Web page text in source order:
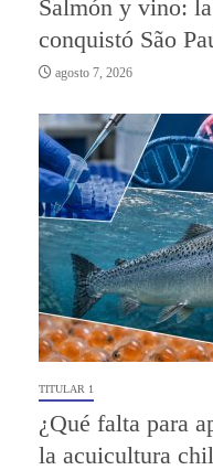
Salmón y vino:
conquistó São
agosto 7, 2026
TITULAR 1
¿Qué falta para
la acuicultura